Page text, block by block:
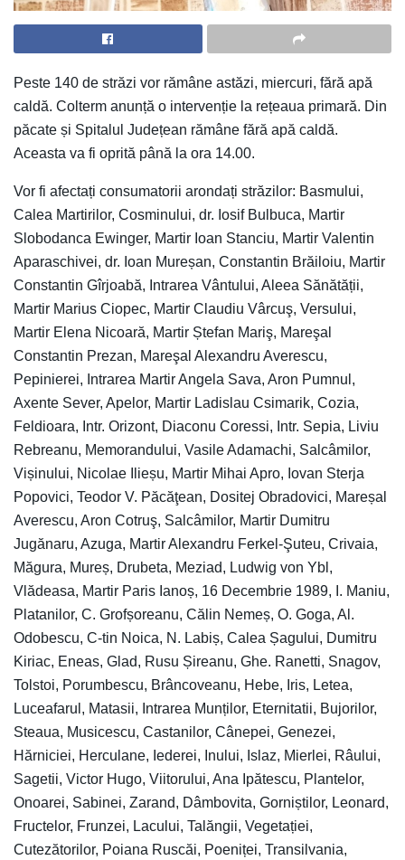
Peste 140 de străzi vor rămâne astăzi, miercuri, fără apă
caldă. Colterm anunță o intervenție la rețeaua primară. Din
păcate și Spitalul Județean rămâne fără apă caldă.
Aceasta va fi oprită până la ora 14.00.
Vor fi afectați consumatorii arondați străzilor: Basmului,
Calea Martirilor, Cosminului, dr. Iosif Bulbuca, Martir
Slobodanca Ewinger, Martir Ioan Stanciu, Martir Valentin
Aparaschivei, dr. Ioan Mureșan, Constantin Brăiloiu, Martir
Constantin Gîrjoabă, Intrarea Vântului, Aleea Sănătății,
Martir Marius Ciopec, Martir Claudiu Vârcuş, Versului,
Martir Elena Nicoară, Martir Ștefan Mariş, Mareşal
Constantin Prezan, Mareşal Alexandru Averescu,
Pepinierei, Intrarea Martir Angela Sava, Aron Pumnul,
Axente Sever, Apelor, Martir Ladislau Csimarik, Cozia,
Feldioara, Intr. Orizont, Diaconu Coressi, Intr. Sepia, Liviu
Rebreanu, Memorandului, Vasile Adamachi, Salcâmilor,
Vișinului, Nicolae Ilieșu, Martir Mihai Apro, Iovan Sterja
Popovici, Teodor V. Păcăţean, Dositej Obradovici, Mareșal
Averescu, Aron Cotruş, Salcâmilor, Martir Dumitru
Jugănaru, Azuga, Martir Alexandru Ferkel-Şuteu, Crivaia,
Măgura, Mureș, Drubeta, Meziad, Ludwig von Ybl,
Vlădeasa, Martir Paris Ianoș, 16 Decembrie 1989, I. Maniu,
Platanilor, C. Grofșoreanu, Călin Nemeș, O. Goga, Al.
Odobescu, C-tin Noica, N. Labiș, Calea Șagului, Dumitru
Kiriac, Eneas, Glad, Rusu Șireanu, Ghe. Ranetti, Snagov,
Tolstoi, Porumbescu, Brâncoveanu, Hebe, Iris, Letea,
Luceafarul, Matasii, Intrarea Munților, Eternitatii, Bujorilor,
Steaua, Musicescu, Castanilor, Cânepei, Genezei,
Hărniciei, Herculane, Iederei, Inului, Islaz, Mierlei, Râului,
Sagetii, Victor Hugo, Viitorului, Ana Ipătescu, Plantelor,
Onoarei, Sabinei, Zarand, Dâmbovita, Gorniștilor, Leonard,
Fructelor, Frunzei, Lacului, Talăngii, Vegetației,
Cutezătorilor, Poiana Ruscăi, Poeniței, Transilvania,